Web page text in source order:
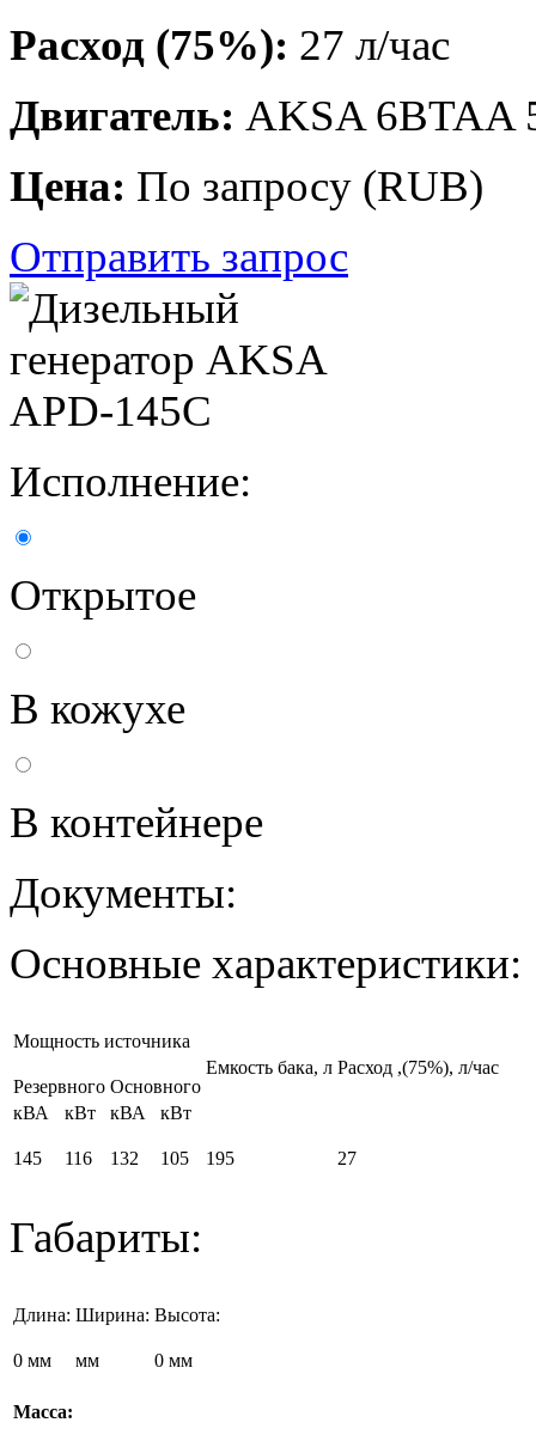
Расход (75%): 27 л/час
Двигатель: AKSA 6BTAA
Цена: По запросу (RUB)
Отправить запрос
Исполнение:
Открытое
В кожухе
В контейнере
Документы:
Основные характеристики:
Мощность источника
Емкость бака, л Расход ,(75%), л/час
Резервного Основного
кВА
кВт кВА кВт
145 116 132 105 195 27
Габариты:
Длина: Ширина: Высота:
0 мм мм 0 мм
Масса: